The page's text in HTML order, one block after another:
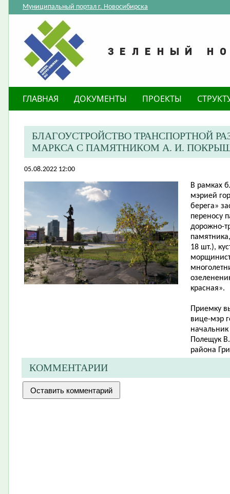
Муниципальный портал г. Новосибирска
ГЛАВНАЯ ДОКУМЕНТЫ ПРОЕКТЫ
​БЛАГОУСТРОЙСТВО ТРАНСПОРТНОЙ
МАРКСА С ПАМЯТНИКОМ А. И.
05.08.2022 12:00
В рамках
мэрией
берега»
переносу
дорожно-
18 шт.),
красная».
Приемку
вице-мэр
начальник
Полещук
района
КОММЕНТАРИИ